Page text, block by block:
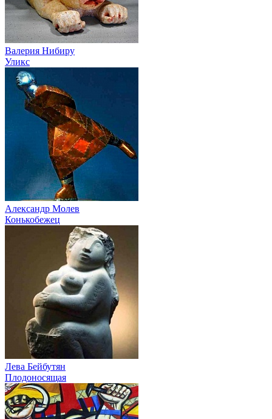
Валерия Нибиру
Уликс
Александр Молев
Конькобежец
Лева Бейбутян
Плодоносящая